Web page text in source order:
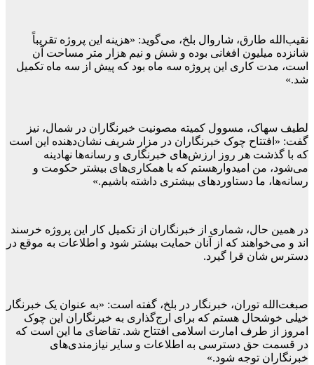
نقیب‌الله طارق، شاروال بلخ، می‌گوید: «هزینه این پروژه تقریباً
شانزده میلیون افغانی بوده و شش و نیم هزار متر مساحت آن
است، مدت کاری این پروژه سه ماه بود که پیش از سه ماه تکمیل
شد.»
لطیف ‌سهاک، مسوول کمیته مصونیت خبرنگاران در شمال، نیز
گفت: «افتتاح چوک خبرنگاران در مزار شریف نشان‌دهنده این است
که با گذشت هر روز ارزش‌های خبرنگاری و رسانه‌ها نهادینه
می‌شود، من امیدوارهستم که با همکاری‌های بیشتر حکومت و
رسانه‌ها، ما دستاوردهای بیشتری داشته باشیم.»
در همین حال، شماری از خبرنگاران از تکمیل کار این پروژه خرسند
اند و می‌خواهند که از آنان حمایت بیشتر شود و اطلاعات به موقع در
دسترس شان قرا گیرد.
صبغت‌الله توران، خبرنگار در بلخ، گفته است: «به عنوان یک خبرنگار
خیلی خوشحال هستم که برای ارج‌گذاری به خبرنگاران این چوک
امروز از طرف امارت اسلامی افتتاح شد. تقاضای ما این است که
در قسمت حق دسترسی به اطلاعات و سایر نیازمندی‌های
خبرنگاران توجه شود.»